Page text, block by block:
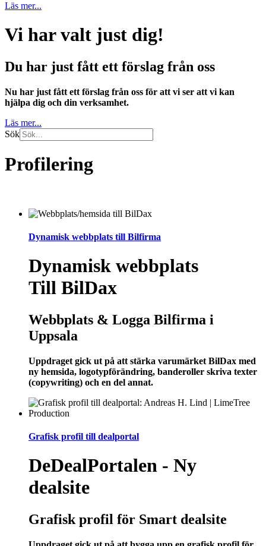
Läs mer...
Vi har valt just dig!
Du har just fått ett förslag från oss
Nu har just fått ett förslag från oss för att vi ser att vi kan
hjälpa dig och din verksamhet.
Läs mer...
Sök
Profilering
Dynamisk webbplats till Bilfirma
Dynamisk webbplats
Till BilDax
Webbplats & Logga Bilfirma i
Uppsala
Uppdraget gick ut på att stärka varumärket BilDax med
ny hemsida, logotypförändring, banderoller skriva texter
(copywriting) och en del annat.
Grafisk profil till dealportal
DeDealPortalen - Ny
dealsite
Grafisk profil för Smart dealsite